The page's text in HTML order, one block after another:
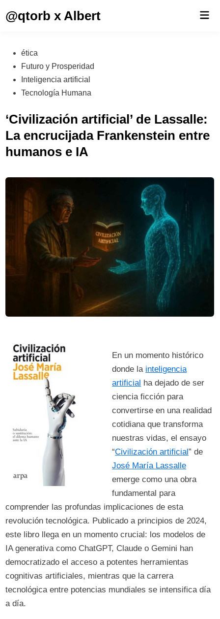
@qtorb x Albert
Publicado
en
ética
Futuro y Prosperidad
Inteligencia artificial
Tecnología Humana
‘Civilización artificial’ de Lassalle:
La encrucijada Frankenstein entre
humanos e IA
En un momento histórico
donde la inteligencia
artificial ha dejado de ser
ciencia ficción para
convertirse en una realidad
cotidiana que transforma
nuestras vidas, el ensayo
“Civilización artificial” de
José María Lassalle
emerge como una obra
fundamental para
comprender las profundas implicaciones de esta
revolución tecnológica. Publicado a principios de 2024,
este libro llega en un momento crucial: los modelos de
IA generativa como ChatGPT, Claude o Gemini han
democratizado el acceso a potentes herramientas
cognitivas artificiales, mientras que la carrera
tecnológica entre potencias mundiales se intensifica día
a día.